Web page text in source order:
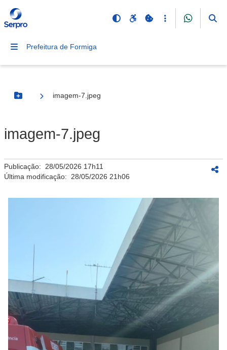
Prefeitura de Formiga
Botão Menu
imagem-7.jpeg
imagem-7.jpeg
Publicação: 28/05/2026 17h11
Última modificação: 28/05/2026 21h06